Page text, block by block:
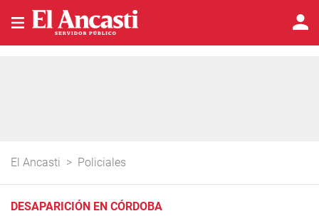
El Ancasti > Policiales
DESAPARICIÓN EN CÓRDOBA